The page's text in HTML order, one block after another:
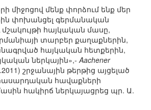
միջոցով մենք փորձում ենք մեր
փոխանցել գերմանական
հայկական մասը,
տարբեր քաղաքներին,
հայկական հետքերին,
ներկային»,-Aachener
շրջանային թերթից այցելած
հավաքների
հակիրճ ներկայացրեց պր. Ա.